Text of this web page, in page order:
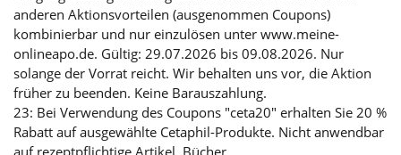
anderen Aktionsvorteilen (ausgenommen Coupons)
kombinierbar und nur einzulösen unter www.meine-
onlineapo.de. Gültig: 29.07.2026 bis 09.08.2026. Nur
solange der Vorrat reicht. Wir behalten uns vor, die Aktion
früher zu beenden. Keine Barauszahlung.
23: Bei Verwendung des Coupons "ceta20" erhalten Sie 20 %
Rabatt auf ausgewählte Cetaphil-Produkte. Nicht anwendbar